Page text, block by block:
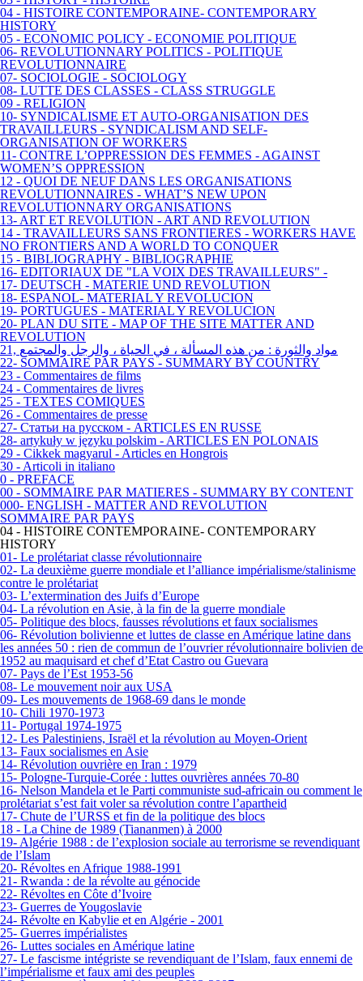
04 - HISTOIRE CONTEMPORAINE- CONTEMPORARY
HISTORY
05 - ECONOMIC POLICY - ECONOMIE POLITIQUE
06- REVOLUTIONNARY POLITICS - POLITIQUE
REVOLUTIONNAIRE
07- SOCIOLOGIE - SOCIOLOGY
08- LUTTE DES CLASSES - CLASS STRUGGLE
09 - RELIGION
10- SYNDICALISME ET AUTO-ORGANISATION DES
TRAVAILLEURS - SYNDICALISM AND SELF-
ORGANISATION OF WORKERS
11- CONTRE L’OPPRESSION DES FEMMES - AGAINST
WOMEN’S OPPRESSION
12 - QUOI DE NEUF DANS LES ORGANISATIONS
REVOLUTIONNAIRES - WHAT’S NEW UPON
REVOLUTIONNARY ORGANISATIONS
13- ART ET REVOLUTION - ART AND REVOLUTION
14 - TRAVAILLEURS SANS FRONTIERES - WORKERS HAVE
NO FRONTIERS AND A WORLD TO CONQUER
15 - BIBLIOGRAPHY - BIBLIOGRAPHIE
16- EDITORIAUX DE "LA VOIX DES TRAVAILLEURS" -
17- DEUTSCH - MATERIE UND REVOLUTION
18- ESPANOL- MATERIAL Y REVOLUCION
19- PORTUGUES - MATERIAL Y REVOLUCION
20- PLAN DU SITE - MAP OF THE SITE MATTER AND
REVOLUTION
21, مواد والثورة : من هذه المسألة ، في الحياة ، والرجل والمجتمع
22- SOMMAIRE PAR PAYS - SUMMARY BY COUNTRY
23 - Commentaires de films
24 - Commentaires de livres
25 - TEXTES COMIQUES
26 - Commentaires de presse
27- Статьи на русском - ARTICLES EN RUSSE
28- artykuły w języku polskim - ARTICLES EN POLONAIS
29 - Cikkek magyarul - Articles en Hongrois
30 - Articoli in italiano
0 - PREFACE
00 - SOMMAIRE PAR MATIERES - SUMMARY BY CONTENT
000- ENGLISH - MATTER AND REVOLUTION
SOMMAIRE PAR PAYS
04 - HISTOIRE CONTEMPORAINE- CONTEMPORARY
HISTORY
01- Le prolétariat classe révolutionnaire
02- La deuxième guerre mondiale et l’alliance impérialisme/stalinisme
contre le prolétariat
03- L’extermination des Juifs d’Europe
04- La révolution en Asie, à la fin de la guerre mondiale
05- Politique des blocs, fausses révolutions et faux socialismes
06- Révolution bolivienne et luttes de classe en Amérique latine dans
les années 50 : rien de commun de l’ouvrier révolutionnaire bolivien de
1952 au maquisard et chef d’Etat Castro ou Guevara
07- Pays de l’Est 1953-56
08- Le mouvement noir aux USA
09- Les mouvements de 1968-69 dans le monde
10- Chili 1970-1973
11- Portugal 1974-1975
12- Les Palestiniens, Israël et la révolution au Moyen-Orient
13- Faux socialismes en Asie
14- Révolution ouvrière en Iran : 1979
15- Pologne-Turquie-Corée : luttes ouvrières années 70-80
16- Nelson Mandela et le Parti communiste sud-africain ou comment le
prolétariat s’est fait voler sa révolution contre l’apartheid
17- Chute de l’URSS et fin de la politique des blocs
18 - La Chine de 1989 (Tiananmen) à 2000
19- Algérie 1988 : de l’explosion sociale au terrorisme se revendiquant
de l’Islam
20- Révoltes en Afrique 1988-1991
21- Rwanda : de la révolte au génocide
22- Révoltes en Côte d’Ivoire
23- Guerres de Yougoslavie
24- Révolte en Kabylie et en Algérie - 2001
25- Guerres impérialistes
26- Luttes sociales en Amérique latine
27- Le fascisme intégriste se revendiquant de l’Islam, faux ennemi de
l’impérialisme et faux ami des peuples